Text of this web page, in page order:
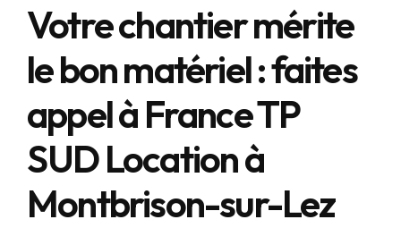
Votre chantier mérite
le bon matériel : faites
appel à France TP
SUD Location à
Montbrison-sur-Lez